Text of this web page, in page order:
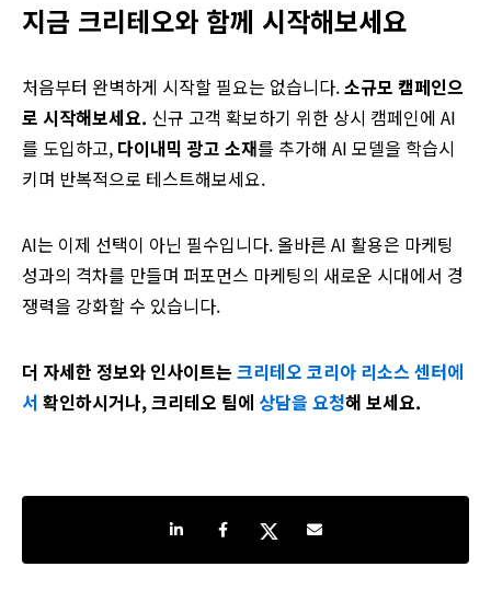
지금 크리테오와 함께 시작해보세요
처음부터 완벽하게 시작할 필요는 없습니다.소규모 캠페인으
로 시작해보세요. 신규 고객 확보하기 위한 상시 캠페인에 AI
를 도입하고, 다이내믹 광고 소재를 추가해 AI 모델을 학습시
키며 반복적으로 테스트해보세요.
AI는 이제 선택이 아닌 필수입니다. 올바른 AI 활용은 마케팅
성과의 격차를 만들며 퍼포먼스 마케팅의 새로운 시대에서 경
쟁력을 강화할 수 있습니다.
더 자세한 정보와 인사이트는 크리테오 코리아 리소스 센터에
서 확인하시거나, 크리테오 팀에 상담을 요청해 보세요.
Share on LinkedIn
Share on Facebook
Share on Twitter
Share by e-mail